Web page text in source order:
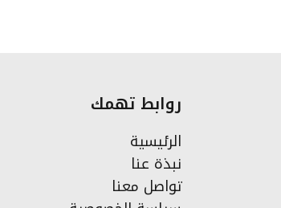
روابط تهمك
الرئيسية
نبذة عنا
تواصل معنا